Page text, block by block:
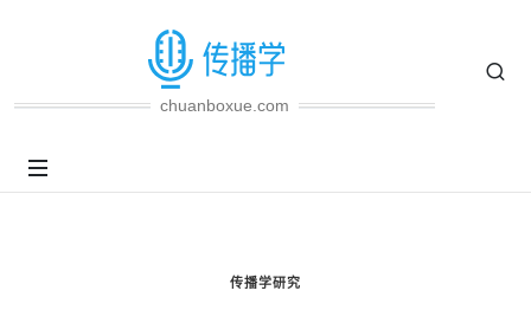
chuanboxue.com
传播学研究